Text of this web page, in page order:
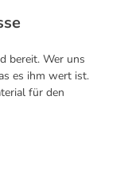
bereit. Wer uns
es ihm wert ist.
für den